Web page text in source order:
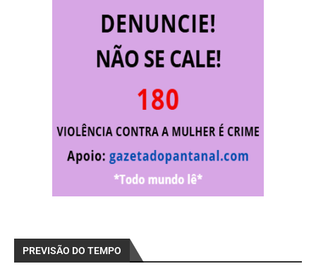
PREVISÃO DO TEMPO